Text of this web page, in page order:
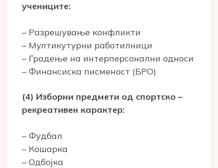
учениците:
– Разрешување конфликти
– Мултикутурни работилници
– Градење на интерперсонални односи
– Финансиска писменост (БРО)
(4) Изборни предмети од спортско –
рекреативен карактер:
– Фудбал
– Кошарка
– Одбојка